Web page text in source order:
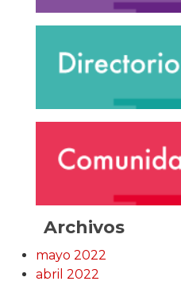
Archivos
mayo 2022
abril 2022